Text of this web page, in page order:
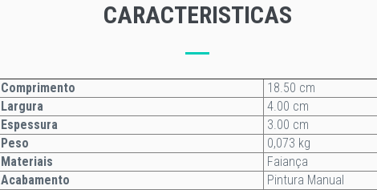
CARACTERISTICAS
Comprimento
18.50 cm
Largura
4.00 cm
Espessura
3.00 cm
Peso
0,073 kg
Materiais
Faiança
Acabamento
Pintura Manual